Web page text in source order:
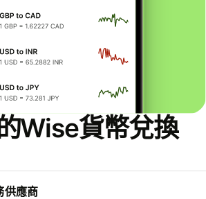
Wise貨幣兌換
供應商